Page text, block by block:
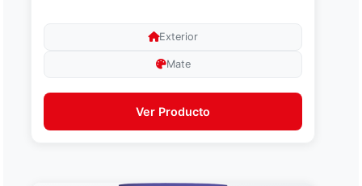
Exterior
Mate
Ver Producto